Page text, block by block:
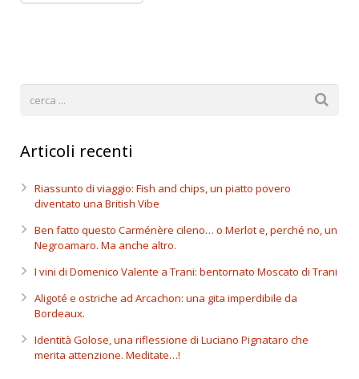
Articoli recenti
Riassunto di viaggio: Fish and chips, un piatto povero
diventato una British Vibe
Ben fatto questo Carménère cileno… o Merlot e, perché no, un
Negroamaro. Ma anche altro.
I vini di Domenico Valente a Trani: bentornato Moscato di Trani
Aligoté e ostriche ad Arcachon: una gita imperdibile da
Bordeaux.
Identità Golose, una riflessione di Luciano Pignataro che
merita attenzione. Meditate…!